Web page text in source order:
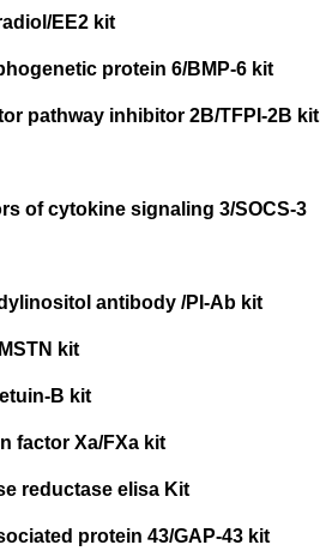
EE2 kit
protein 6/BMP-6 kit
pathway inhibitor 2B/TFPI-2B kit
of cytokine signaling 3/SOCS-3
antibody /PI-Ab kit
kit
B kit
factor Xa/FXa kit
reductase elisa Kit
protein 43/GAP-43 kit